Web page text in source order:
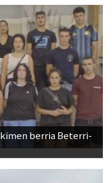
berria Beterri-